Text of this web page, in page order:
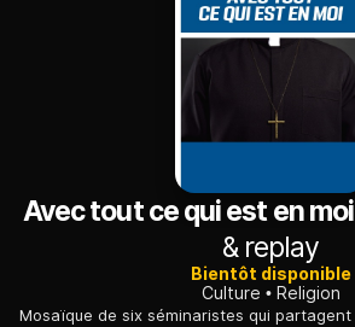
Avec tout ce qui est en moi
& replay
Bientôt disponible
Culture
Religion